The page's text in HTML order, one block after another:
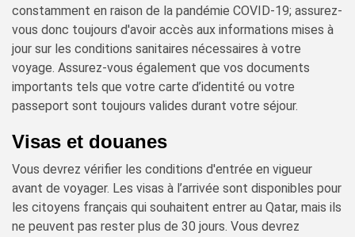
constamment en raison de la pandémie COVID-19; assurez-
vous donc toujours d'avoir accès aux informations mises à
jour sur les conditions sanitaires nécessaires à votre
voyage. Assurez-vous également que vos documents
importants tels que votre carte d’identité ou votre
passeport sont toujours valides durant votre séjour.
Visas et douanes
Vous devrez vérifier les conditions d'entrée en vigueur
avant de voyager. Les visas à l’arrivée sont disponibles pour
les citoyens français qui souhaitent entrer au Qatar, mais ils
ne peuvent pas rester plus de 30 jours. Vous devrez